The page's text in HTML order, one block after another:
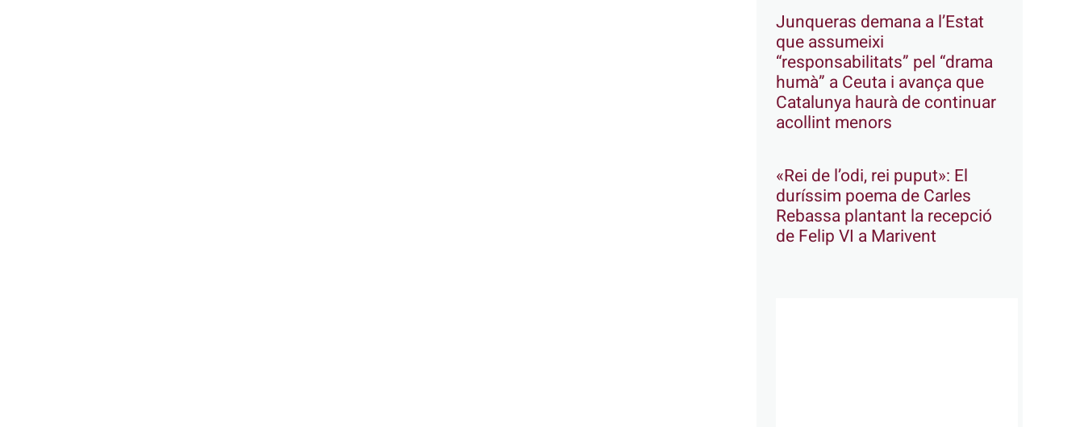
Junqueras demana a l’Estat
que assumeixi
“responsabilitats” pel “drama
humà” a Ceuta i avança que
Catalunya haurà de continuar
acollint menors
«Rei de l’odi, rei puput»: El
duríssim poema de Carles
Rebassa plantant la recepció
de Felip VI a Marivent